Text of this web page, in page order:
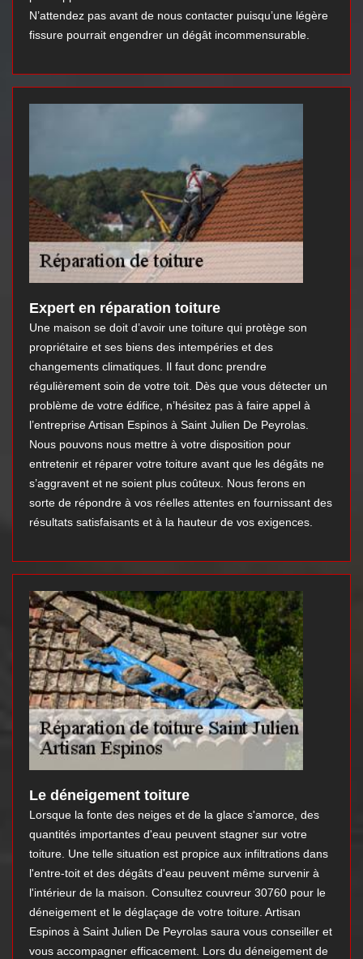
N’attendez pas avant de nous contacter puisqu’une légère
fissure pourrait engendrer un dégât incommensurable.
Expert en réparation toiture
Une maison se doit d’avoir une toiture qui protège son
propriétaire et ses biens des intempéries et des
changements climatiques. Il faut donc prendre
régulièrement soin de votre toit. Dès que vous détecter un
problème de votre édifice, n’hésitez pas à faire appel à
l’entreprise Artisan Espinos à Saint Julien De Peyrolas.
Nous pouvons nous mettre à votre disposition pour
entretenir et réparer votre toiture avant que les dégâts ne
s’aggravent et ne soient plus coûteux. Nous ferons en
sorte de répondre à vos réelles attentes en fournissant des
résultats satisfaisants et à la hauteur de vos exigences.
Le déneigement toiture
Lorsque la fonte des neiges et de la glace s'amorce, des
quantités importantes d'eau peuvent stagner sur votre
toiture. Une telle situation est propice aux infiltrations dans
l'entre-toit et des dégâts d'eau peuvent même survenir à
l'intérieur de la maison. Consultez couvreur 30760 pour le
déneigement et le déglaçage de votre toiture. Artisan
Espinos à Saint Julien De Peyrolas saura vous conseiller et
vous accompagner efficacement. Lors du déneigement de